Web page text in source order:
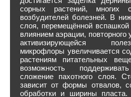
сорных растений, многих
возбудителей болезней. В
слоя, перемещённой вспашкой
влиянием аэрации,
активизирующейся
микрофлоры увеличивается
растениям питательных
возможность
сложение пахотного слоя.
зависит от формы отвалов,
обработки и ширины